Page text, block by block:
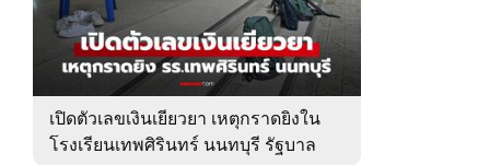
เปิดตัวเลขเงินเยียวยา เหตุกราดยิงใน
โรงเรียนเทพศิรินทร์ นนทบุรี รัฐบาล